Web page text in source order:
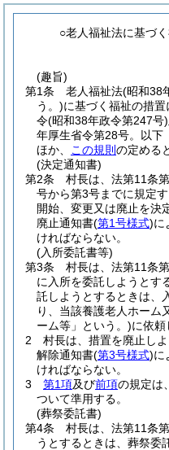
○老人福祉法に基づ
(趣旨)
第1条
老人福祉法(昭和38
う。)に基づく福祉の措
令(昭和38年政令第247号)
年厚生省令第28号。以下
ほか、
この規則 の定める
(決定通知書)
第2条
村長は、法第11条
号から第3号までに規定
開始、変更又は廃止を決
廃止通知書(第1号様式)に
ければならない。
(入所委託書等)
第3条
村長は、法第11条
に入所を委託しようとす
託しようとするときは、
り、当該養護老人ホーム
ーム等」という。)に依頼
2
村長は、措置を廃止し
解除通知書(第3号様式)に
ければならない。
3
第1項及び前項の規定は
ついて準用する。
(葬祭委託書)
第4条
村長は、法第11条
うとするときは、葬祭委